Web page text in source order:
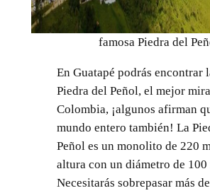
famosa Piedra del
En Guatapé podrás encontrar
Piedra del Peñol, el mejor
Colombia, ¡algunos afirman
mundo entero también! La
Peñol es un monolito de 220
altura con un diámetro de 100
Necesitarás sobrepasar más